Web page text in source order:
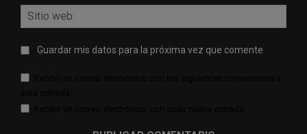
Guardar mis datos para la próxima vez que comente